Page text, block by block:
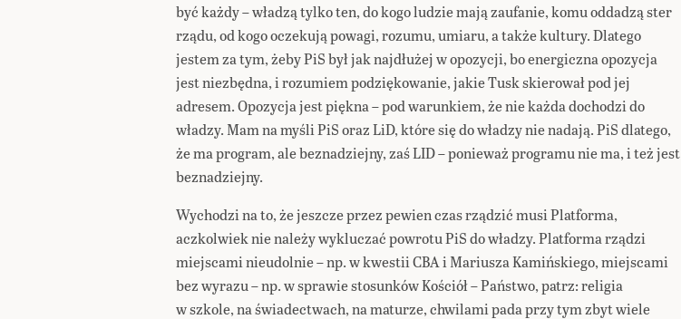
być każdy – władzą tylko ten, do kogo ludzie mają zaufanie, komu oddadzą ster
rządu, od kogo oczekują powagi, rozumu, umiaru, a także kultury. Dlatego
jestem za tym, żeby PiS był jak najdłużej w opozycji, bo energiczna opozycja
jest niezbędna, i rozumiem podziękowanie, jakie Tusk skierował pod jej
adresem. Opozycja jest piękna – pod warunkiem, że nie każda dochodzi do
władzy. Mam na myśli PiS oraz LiD, które się do władzy nie nadają. PiS dlatego,
że ma program, ale beznadziejny, zaś LID – ponieważ programu nie ma, i też jest
beznadziejny.
Wychodzi na to, że jeszcze przez pewien czas rządzić musi Platforma,
aczkolwiek nie należy wykluczać powrotu PiS do władzy. Platforma rządzi
miejscami nieudolnie – np. w kwestii CBA i Mariusza Kamińskiego, miejscami
bez wyrazu – np. w sprawie stosunków Kościół – Państwo, patrz: religia
w szkole, na świadectwach, na maturze, chwilami pada przy tym zbyt wiele